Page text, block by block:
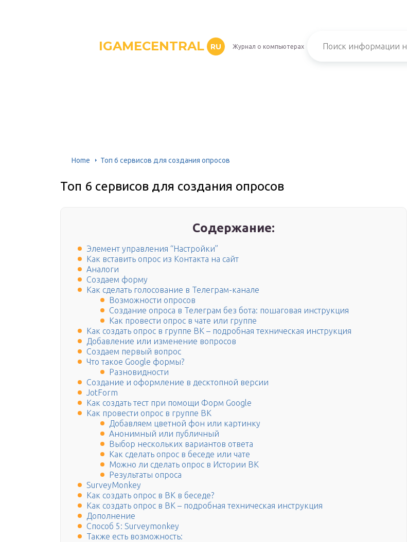
IGAMECENTRAL RU Журнал о компьютерах
Home Топ 6 сервисов для создания опросов
Топ 6 сервисов для создания опросов
Содержание:
Элемент управления “Настройки”
Как вставить опрос из Контакта на сайт
Аналоги
Создаем форму
Как сделать голосование в Телеграм-канале
Возможности опросов
Создание опроса в Телеграм без бота: пошаговая инструкция
Как провести опрос в чате или группе
Как создать опрос в группе ВК – подробная техническая инструкция
Добавление или изменение вопросов
Создаем первый вопрос
Что такое Google формы?
Разновидности
Создание и оформление в десктопной версии
JotForm
Как создать тест при помощи Форм Google
Как провести опрос в группе ВК
Добавляем цветной фон или картинку
Анонимный или публичный
Выбор нескольких вариантов ответа
Как сделать опрос в беседе или чате
Можно ли сделать опрос в Истории ВК
Результаты опроса
SurveyMonkey
Как создать опрос в ВК в беседе?
Как создать опрос в ВК – подробная техническая инструкция
Дополнение
Способ 5: Surveymonkey
Также есть возможность: